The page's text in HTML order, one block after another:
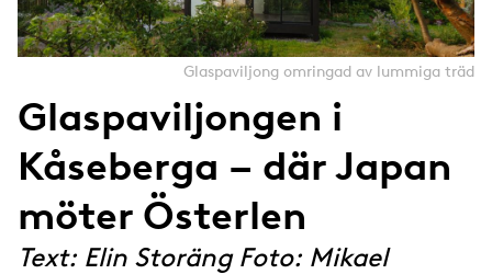
Glaspaviljong omringad av lummiga träd
Glaspaviljongen i
Kåseberga – där Japan
möter Österlen
Text: Elin Storäng Foto: Mikael